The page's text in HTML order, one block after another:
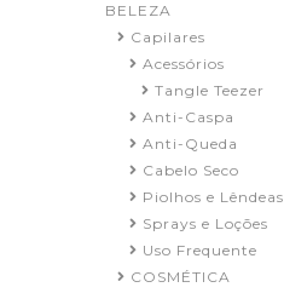
BELEZA
Capilares
Acessórios
Tangle Teezer
Anti-Caspa
Anti-Queda
Cabelo Seco
Piolhos e Lêndeas
Sprays e Loções
Uso Frequente
COSMÉTICA